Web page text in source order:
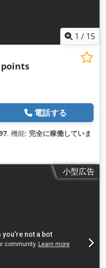
1 / 15
points
電話する
, 機能: 完全に稼働していま
小型広告